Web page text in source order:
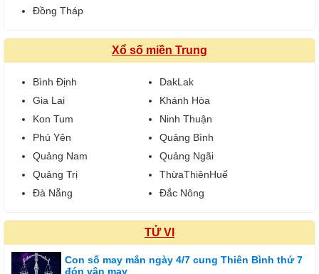
Đồng Tháp
Xổ số miền Trung
Bình Định
DakLak
Gia Lai
Khánh Hòa
Kon Tum
Ninh Thuận
Phú Yên
Quảng Bình
Quảng Nam
Quảng Ngãi
Quảng Trị
ThừaThiênHuế
Đà Nẵng
Đắc Nông
TỬ VI
Con số may mắn ngày 4/7 cung Thiên Bình thứ 7
đón vận may